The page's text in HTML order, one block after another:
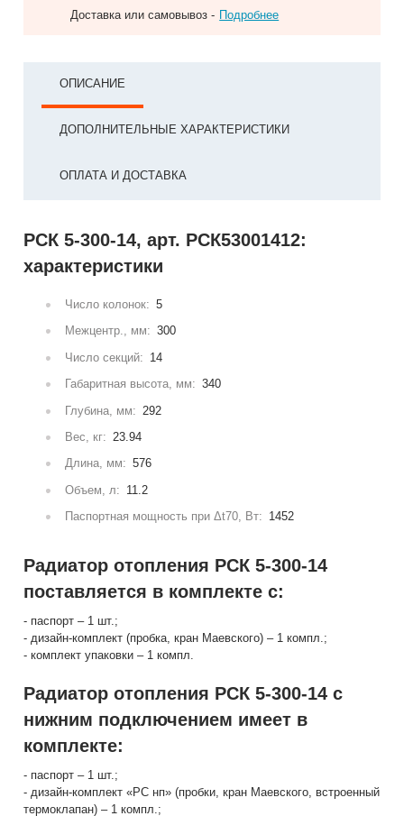
Доставка или самовывоз - Подробнее
ОПИСАНИЕ
ДОПОЛНИТЕЛЬНЫЕ ХАРАКТЕРИСТИКИ
ОПЛАТА И ДОСТАВКА
РСК 5-300-14, арт. РСК53001412:
характеристики
Число колонок: 5
Межцентр., мм: 300
Число секций: 14
Габаритная высота, мм: 340
Глубина, мм: 292
Вес, кг: 23.94
Длина, мм: 576
Объем, л: 11.2
Паспортная мощность при Δt70, Вт: 1452
Радиатор отопления РСК 5-300-14
поставляется в комплекте с:
- паспорт – 1 шт.;
- дизайн-комплект (пробка, кран Маевского) – 1 компл.;
- комплект упаковки – 1 компл.
Радиатор отопления РСК 5-300-14 с
нижним подключением имеет в
комплекте:
- паспорт – 1 шт.;
- дизайн-комплект «РС нп» (пробки, кран Маевского, встроенный
термоклапан) – 1 компл.;